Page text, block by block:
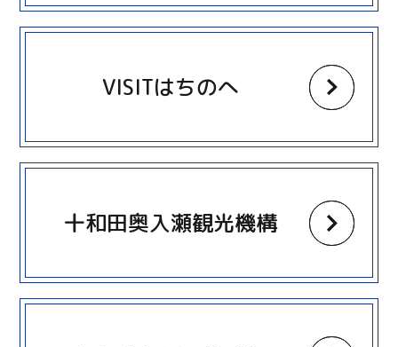
VISITはちのへ
more
十和田奥入瀬観光機構
more
more